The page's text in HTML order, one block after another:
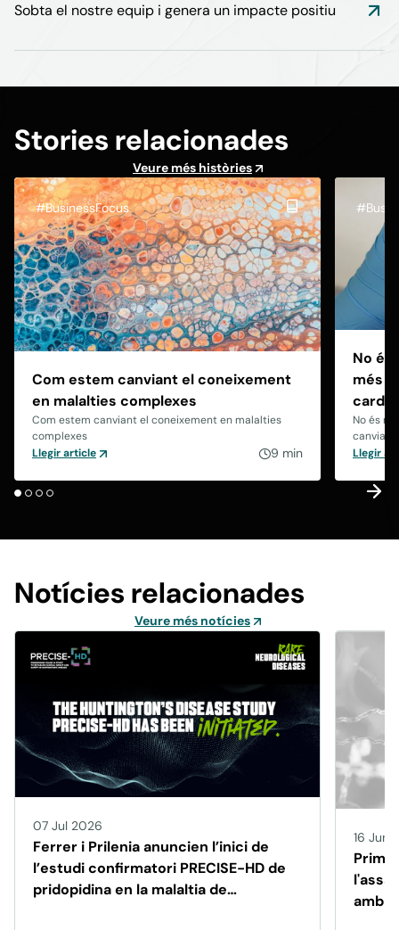
Sobta el nostre equip i genera un impacte positiu
Stories relacionades
Veure més històries
#BusinessFocus
Com estem canviant el coneixement
en malalties complexes
Com estem canviant el coneixement en malalties
complexes
Llegir article
9 min
No és
més
No és
canviant
Llegir
Notícies relacionades
Veure més notícies
07 Jul 2026
Ferrer i Prilenia anuncien l’inici de
l’estudi confirmatori PRECISE-HD de
pridopidina en la malaltia de
16 Jun
amb